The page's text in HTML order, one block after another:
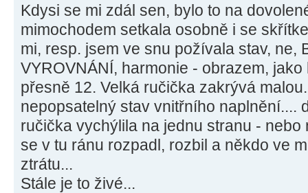
Kdysi se mi zdál sen, bylo to na
mimochodem setkala osobně i se
mi, resp. jsem ve snu požívala stav, ne,
VYROVNÁNÍ, harmonie - obrazem,
přesně 12. Velká ručička zakrývá
nepopsatelný stav vnitřního naplnění....
ručička vychýlila na jednu stranu -
se v tu ránu rozpadl, rozbil a někdo ve
ztrátu...
Stále je to živé...